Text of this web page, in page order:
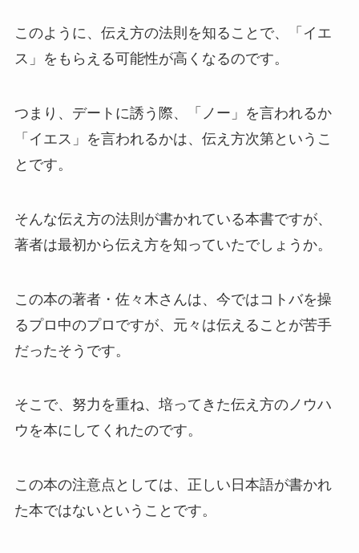
このように、伝え方の法則を知ることで、「イエ
ス」をもらえる可能性が高くなるのです。
つまり、デートに誘う際、「ノー」を言われるか
「イエス」を言われるかは、伝え方次第というこ
とです。
そんな伝え方の法則が書かれている本書ですが、
著者は最初から伝え方を知っていたでしょうか。
この本の著者・佐々木さんは、今ではコトバを操
るプロ中のプロですが、元々は伝えることが苦手
だったそうです。
そこで、努力を重ね、培ってきた伝え方のノウハ
ウを本にしてくれたのです。
この本の注意点としては、正しい日本語が書かれ
た本ではないということです。